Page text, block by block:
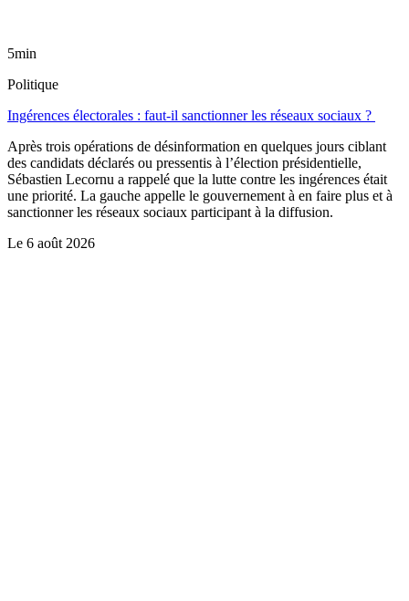
5min
Politique
Ingérences électorales : faut-il sanctionner les réseaux sociaux ?
Après trois opérations de désinformation en quelques jours ciblant
des candidats déclarés ou pressentis à l’élection présidentielle,
Sébastien Lecornu a rappelé que la lutte contre les ingérences était
une priorité. La gauche appelle le gouvernement à en faire plus et à
sanctionner les réseaux sociaux participant à la diffusion.
Le 6 août 2026